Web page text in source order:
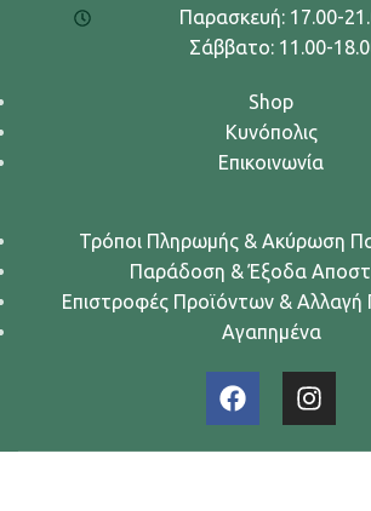
Παρασκευή: 17.00-
Σάββατο: 11.00-
Shop
Κυνόπολις
Επικοινωνία
Τρόποι Πληρωμής & Ακύρωση
Παράδοση & Έξοδα
Επιστροφές Προϊόντων & Αλλαγή
Αγαπημένα